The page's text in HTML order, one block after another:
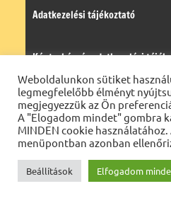
Adatkezelési tájékoztató
Kántorképzés adatkezelési
Tájékoztató a belső visszaélés-
bejelentési rendszerről
Weboldalunkon sütiket
legmegfelelőbb élményt
megjegyezzük az Ön
A "Elogadom mindet" gombra
MINDEN cookie
menüpontban azonban
Beállítások Elfogadom